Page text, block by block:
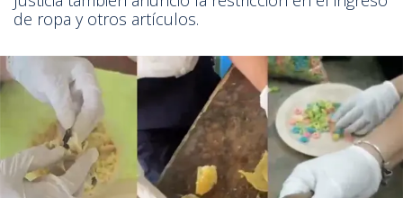
de ropa y otros artículos.